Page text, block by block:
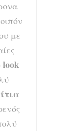
με
look